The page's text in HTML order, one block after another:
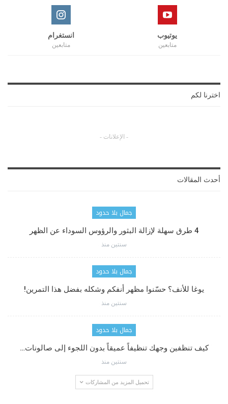
يوتيوب
متابعين
انستغرام
متابعين
اخترنا لكم
- الإعلانات -
أحدث المقالات
جمال بلا حدود
4 طرق سهلة لإزالة البثور والرؤوس السوداء عن الظهر
سنتين منذ
جمال بلا حدود
يوغا للأنف؟ حسّنوا مظهر أنفكم وشكله بفضل هذا التمرين!
سنتين منذ
جمال بلا حدود
كيف تنظفين وجهك تنظيفاً عميقاً بدون اللجوء إلى صالونات…
سنتين منذ
تحميل المزيد من المشاركات